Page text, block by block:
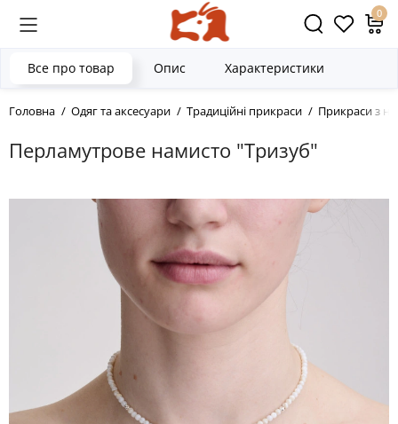
0
Головна Одяг та аксесуари Традиційні прикраси Прикраси з
Перламутрове намисто "Тризуб"
Все про товар Опис Характеристики